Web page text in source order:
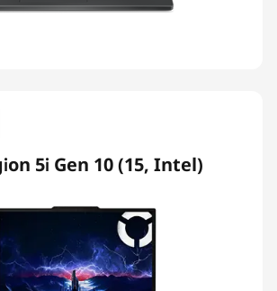
5i Gen 10 (15, Intel)